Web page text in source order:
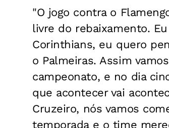
"O jogo contra o
livre do rebaixamento.
Corinthians, eu quero
o Palmeiras. Assim
campeonato, e no dia
que acontecer vai
Cruzeiro, nós vamos
temporada e o time